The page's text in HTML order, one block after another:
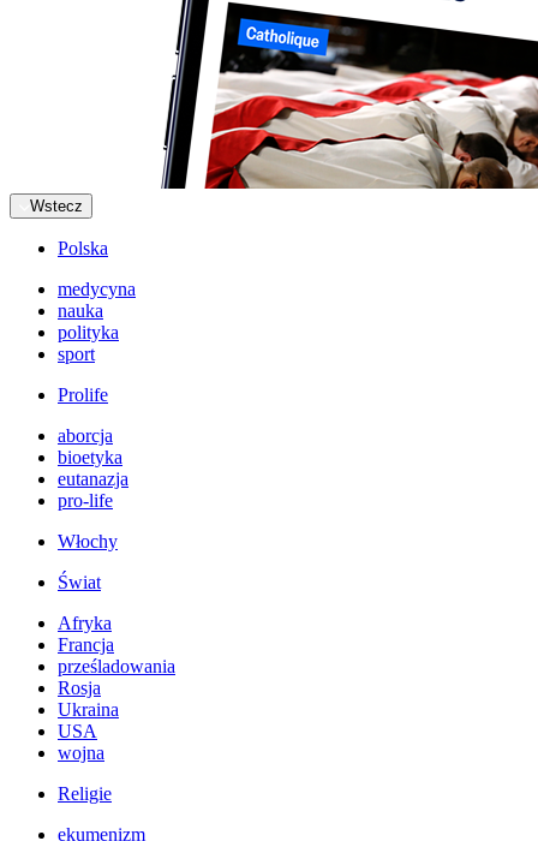
Wstecz
Polska
medycyna
nauka
polityka
sport
Prolife
aborcja
bioetyka
eutanazja
pro-life
Włochy
Świat
Afryka
Francja
prześladowania
Rosja
Ukraina
USA
wojna
Religie
ekumenizm